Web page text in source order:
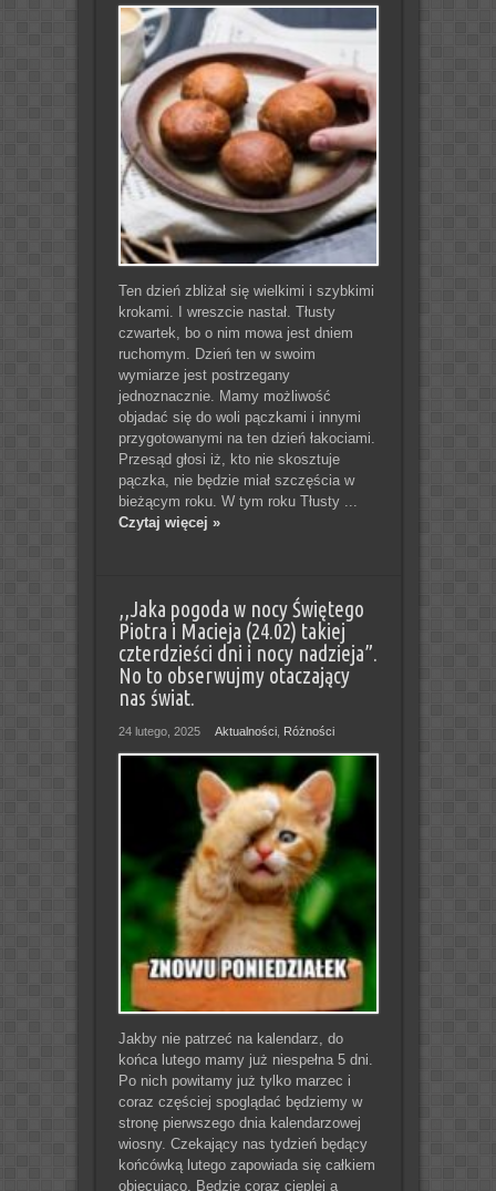
Ten dzień zbliżał się wielkimi i szybkimi
krokami. I wreszcie nastał. Tłusty
czwartek, bo o nim mowa jest dniem
ruchomym. Dzień ten w swoim
wymiarze jest postrzegany
jednoznacznie. Mamy możliwość
objadać się do woli pączkami i innymi
przygotowanymi na ten dzień łakociami.
Przesąd głosi iż, kto nie skosztuje
pączka, nie będzie miał szczęścia w
bieżącym roku. W tym roku Tłusty ...
Czytaj więcej »
,,Jaka pogoda w nocy Świętego
Piotra i Macieja (24.02) takiej
czterdzieści dni i nocy nadzieja”.
No to obserwujmy otaczający
nas świat.
24 lutego, 2025 Aktualności, Różności
Jakby nie patrzeć na kalendarz, do
końca lutego mamy już niespełna 5 dni.
Po nich powitamy już tylko marzec i
coraz częściej spoglądać będziemy w
stronę pierwszego dnia kalendarzowej
wiosny. Czekający nas tydzień będący
końcówką lutego zapowiada się całkiem
obiecująco. Będzie coraz cieplej a